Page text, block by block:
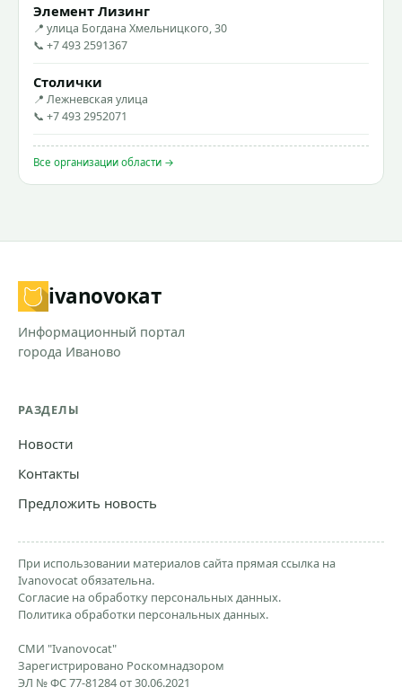
Элемент Лизинг
📍 улица Богдана Хмельницкого, 30
📞 +7 493 2591367
Столички
📍 Лежневская улица
📞 +7 493 2952071
Все организации области →
ivanovoкат
Информационный портал
города Иваново
РАЗДЕЛЫ
Новости
Контакты
Предложить новость
При использовании материалов сайта прямая ссылка на
Ivanovocat обязательна.
Согласие на обработку персональных данных.
Политика обработки персональных данных.
СМИ "Ivanovocat"
Зарегистрировано Роскомнадзором
ЭЛ № ФС 77-81284 от 30.06.2021